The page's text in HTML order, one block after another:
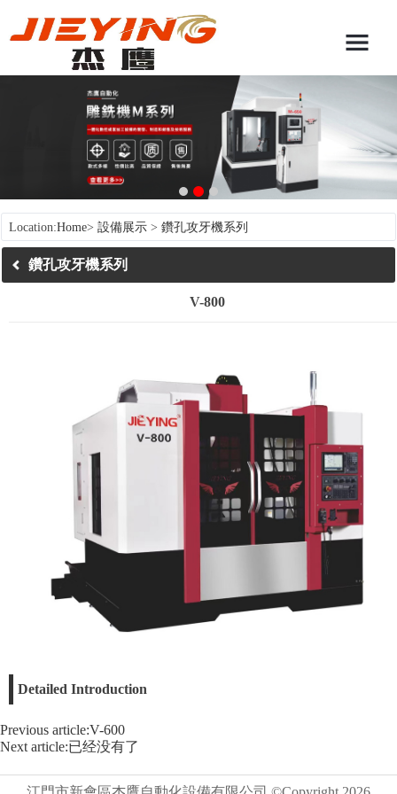
Location:Home> 設備展示 > 鑽孔攻牙機系列
鑽孔攻牙機系列
V-800
Detailed Introduction
Previous article:V-600
Next article:已经没有了